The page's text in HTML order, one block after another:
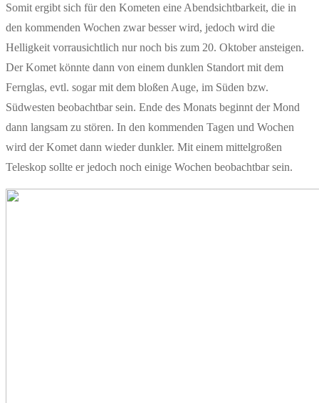
Somit ergibt sich für den Kometen eine Abendsichtbarkeit, die in
den kommenden Wochen zwar besser wird, jedoch wird die
Helligkeit vorrausichtlich nur noch bis zum 20. Oktober ansteigen.
Der Komet könnte dann von einem dunklen Standort mit dem
Fernglas, evtl. sogar mit dem bloßen Auge, im Süden bzw.
Südwesten beobachtbar sein. Ende des Monats beginnt der Mond
dann langsam zu stören. In den kommenden Tagen und Wochen
wird der Komet dann wieder dunkler. Mit einem mittelgroßen
Teleskop sollte er jedoch noch einige Wochen beobachtbar sein.